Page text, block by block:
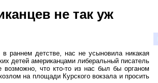
не так уж
раннем детстве, нас не усыновила никакая
детей американцами либеральный писатель
что кто-то из нас был бы органом
на площади Курского вокзала и просить